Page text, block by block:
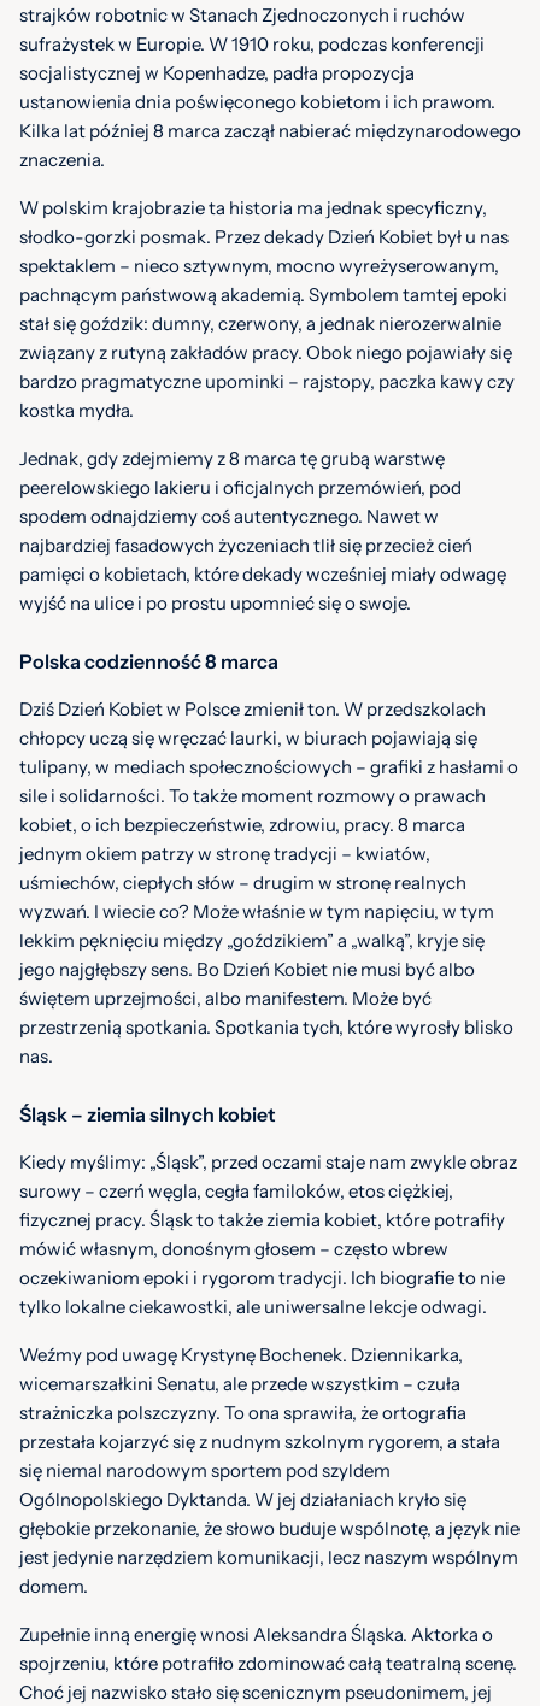
strajków robotnic w Stanach Zjednoczonych i ruchów
sufrażystek w Europie. W 1910 roku, podczas konferencji
socjalistycznej w Kopenhadze, padła propozycja
ustanowienia dnia poświęconego kobietom i ich prawom.
Kilka lat później 8 marca zaczął nabierać międzynarodowego
znaczenia.
W polskim krajobrazie ta historia ma jednak specyficzny,
słodko-gorzki posmak. Przez dekady Dzień Kobiet był u nas
spektaklem – nieco sztywnym, mocno wyreżyserowanym,
pachnącym państwową akademią. Symbolem tamtej epoki
stał się goździk: dumny, czerwony, a jednak nierozerwalnie
związany z rutyną zakładów pracy. Obok niego pojawiały się
bardzo pragmatyczne upominki – rajstopy, paczka kawy czy
kostka mydła.
Jednak, gdy zdejmiemy z 8 marca tę grubą warstwę
peerelowskiego lakieru i oficjalnych przemówień, pod
spodem odnajdziemy coś autentycznego. Nawet w
najbardziej fasadowych życzeniach tlił się przecież cień
pamięci o kobietach, które dekady wcześniej miały odwagę
wyjść na ulice i po prostu upomnieć się o swoje.
Polska codzienność 8 marca
Dziś Dzień Kobiet w Polsce zmienił ton. W przedszkolach
chłopcy uczą się wręczać laurki, w biurach pojawiają się
tulipany, w mediach społecznościowych – grafiki z hasłami o
sile i solidarności. To także moment rozmowy o prawach
kobiet, o ich bezpieczeństwie, zdrowiu, pracy. 8 marca
jednym okiem patrzy w stronę tradycji – kwiatów,
uśmiechów, ciepłych słów – drugim w stronę realnych
wyzwań. I wiecie co? Może właśnie w tym napięciu, w tym
lekkim pęknięciu między „goździkiem” a „walką”, kryje się
jego najgłębszy sens. Bo Dzień Kobiet nie musi być albo
świętem uprzejmości, albo manifestem. Może być
przestrzenią spotkania. Spotkania tych, które wyrosły blisko
nas.
Śląsk – ziemia silnych kobiet
Kiedy myślimy: „Śląsk”, przed oczami staje nam zwykle obraz
surowy – czerń węgla, cegła familoków, etos ciężkiej,
fizycznej pracy. Śląsk to także ziemia kobiet, które potrafiły
mówić własnym, donośnym głosem – często wbrew
oczekiwaniom epoki i rygorom tradycji. Ich biografie to nie
tylko lokalne ciekawostki, ale uniwersalne lekcje odwagi.
Weźmy pod uwagę Krystynę Bochenek. Dziennikarka,
wicemarszałkini Senatu, ale przede wszystkim – czuła
strażniczka polszczyzny. To ona sprawiła, że ortografia
przestała kojarzyć się z nudnym szkolnym rygorem, a stała
się niemal narodowym sportem pod szyldem
Ogólnopolskiego Dyktanda. W jej działaniach kryło się
głębokie przekonanie, że słowo buduje wspólnotę, a język nie
jest jedynie narzędziem komunikacji, lecz naszym wspólnym
domem.
Zupełnie inną energię wnosi Aleksandra Śląska. Aktorka o
spojrzeniu, które potrafiło zdominować całą teatralną scenę.
Choć jej nazwisko stało się scenicznym pseudonimem, jej